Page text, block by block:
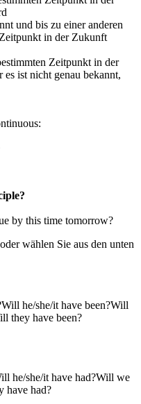
und bis zu einer anderen
in der Zukunft
Zeitpunkt in der
ist nicht genau bekannt,
by this time tomorrow?
wählen Sie aus den unten
Will he/she/it have been?Will
they have been?
he/she/it have had?Will we
have had?